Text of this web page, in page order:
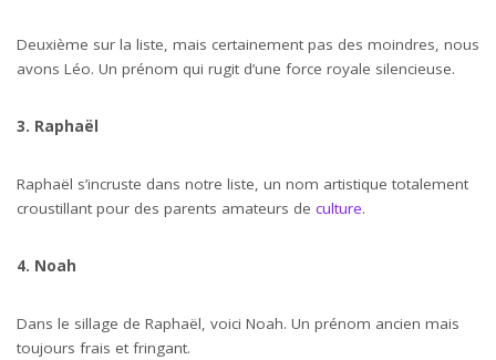
Deuxième sur la liste, mais certainement pas des moindres, nous
avons Léo. Un prénom qui rugit d’une force royale silencieuse.
3. Raphaël
Raphaël s’incruste dans notre liste, un nom artistique totalement
croustillant pour des parents amateurs de culture.
4. Noah
Dans le sillage de Raphaël, voici Noah. Un prénom ancien mais
toujours frais et fringant.